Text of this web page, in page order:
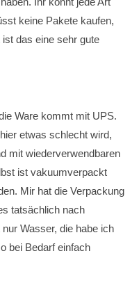
keine Pakete kaufen,
das eine sehr gute
Ware kommt mit UPS.
etwas schlecht wird,
mit wiederverwendbaren
ist vakuumverpackt
Mir hat die Verpackung
tatsächlich nach
Wasser, die habe ich
bei Bedarf einfach